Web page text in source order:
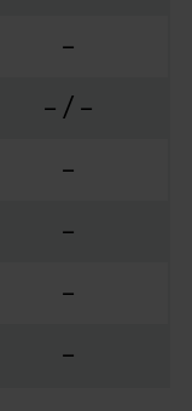
–
– / –
–
–
–
–